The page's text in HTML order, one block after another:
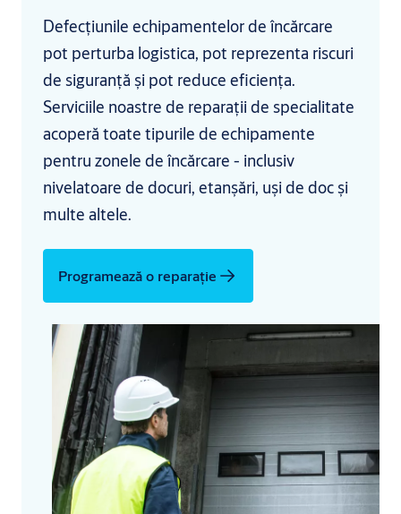
Defecțiunile echipamentelor de încărcare
pot perturba logistica, pot reprezenta riscuri
de siguranță și pot reduce eficiența.
Serviciile noastre de reparații de specialitate
acoperă toate tipurile de echipamente
pentru zonele de încărcare - inclusiv
nivelatoare de docuri, etanșări, uși de doc și
multe altele.
Programează o reparație